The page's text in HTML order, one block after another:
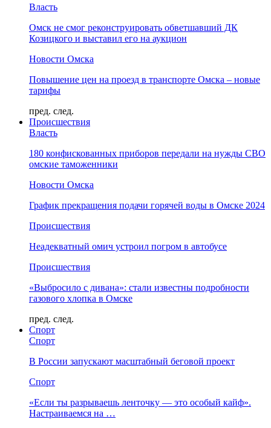
Власть
Омск не смог реконструировать обветшавший ДК
Козицкого и выставил его на аукцион
Новости Омска
Повышение цен на проезд в транспорте Омска – новые
тарифы
пред. след.
Происшествия
Власть
180 конфискованных приборов передали на нужды СВО
омские таможенники
Новости Омска
График прекращения подачи горячей воды в Омске 2024
Происшествия
Неадекватный омич устроил погром в автобусе
Происшествия
«Выбросило с дивана»: стали известны подробности
газового хлопка в Омске
пред. след.
Спорт
Спорт
В России запускают масштабный беговой проект
Спорт
«Если ты разрываешь ленточку — это особый кайф».
Настраиваемся на …